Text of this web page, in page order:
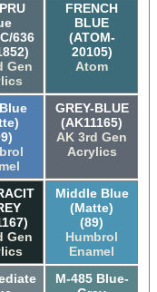
636
Gen
FRENCH
BLUE
(ATOM-
20105)
Atom
GREY-BLUE
(AK11165)
AK 3rd Gen
Acrylics
Gen
Middle Blue
(Matte)
(89)
Humbrol
Enamel
M-485 Blue-